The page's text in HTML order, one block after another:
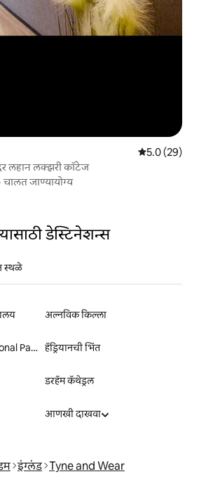
5 पैकी 5.0
5.0 (29)
लहान लक्झरी कॉटेज
·चालत जाण्यायोग्य
डेस्टिनेशन्स
स्थळे
अल्नविक किल्ला
Northumberland National Park हॅड्रियानची भिंत
डरहॅम कॅथेड्रल
आणखी दाखवा
इंग्लंड Tyne and Wear